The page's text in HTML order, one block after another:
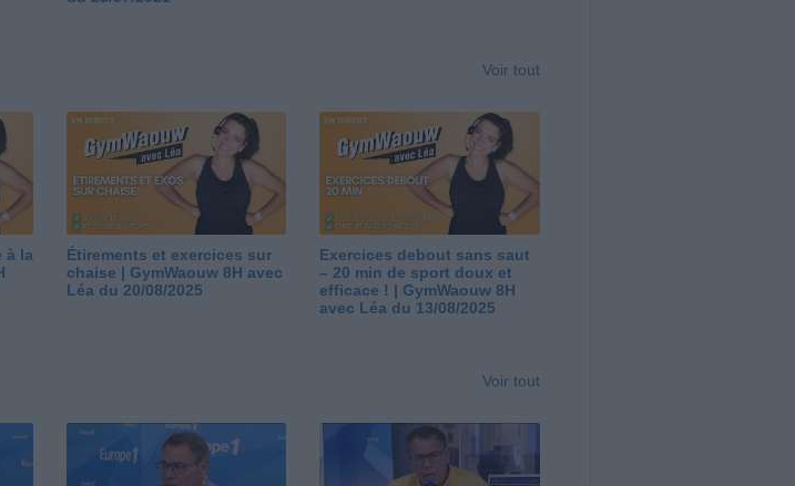
Voir tout
à la
Étirements et exercices sur
chaise | GymWaouw 8H avec
Léa du 20/08/2025
Exercices debout sans saut
– 20 min de sport doux et
efficace ! | GymWaouw 8H
avec Léa du 13/08/2025
Voir tout